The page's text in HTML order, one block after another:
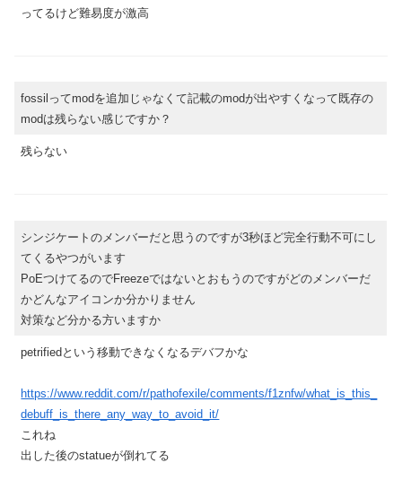
ってるけど難易度が激高
fossilってmodを追加じゃなくて記載のmodが出やすくなって既存の
modは残らない感じですか？
残らない
シンジケートのメンバーだと思うのですが3秒ほど完全行動不可にし
てくるやつがいます
PoEつけてるのでFreezeではないとおもうのですがどのメンバーだ
かどんなアイコンか分かりません
対策など分かる方いますか
petrifiedという移動できなくなるデバフかな
https://www.reddit.com/r/pathofexile/comments/f1znfw/what_is_this_
debuff_is_there_any_way_to_avoid_it/
これね
出した後のstatueが倒れてる